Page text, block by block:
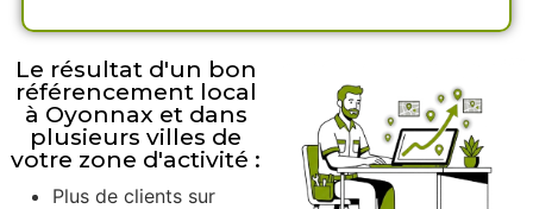
Le résultat d'un bon
référencement local
à Oyonnax et dans
plusieurs villes de
votre zone d'activité :
Plus de clients sur